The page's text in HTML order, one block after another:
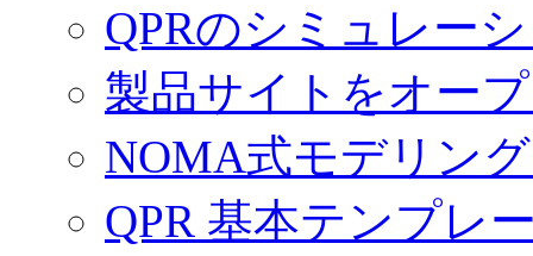
QPRのシミュレー
製品サイトをオー
NOMA式モデリン
QPR 基本テンプレ